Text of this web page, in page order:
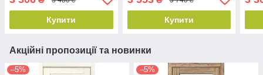
Купити Купити
Акційні пропозиції та новинки
–5% –5%